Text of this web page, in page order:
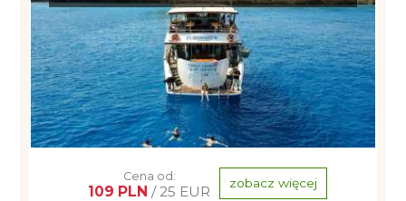
Cena od:
109 PLN / 25 EUR zobacz więcej